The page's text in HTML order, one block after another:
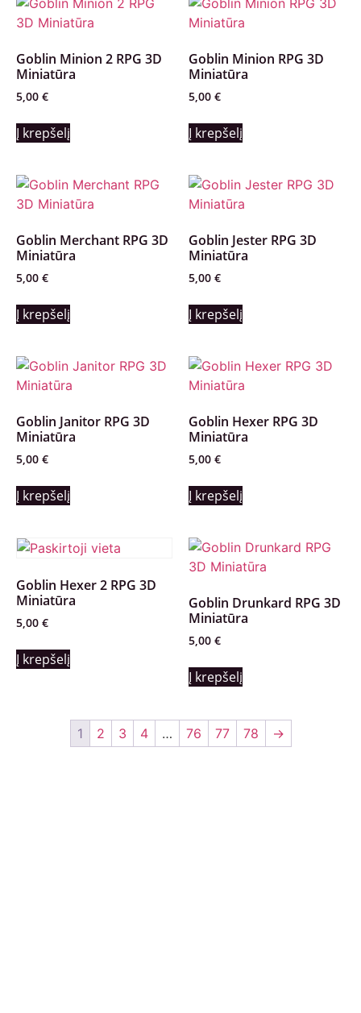
Goblin Minion 2 RPG 3D
Miniatūra
5,00 €
Į krepšelį
Goblin Minion RPG 3D
Miniatūra
5,00 €
Į krepšelį
Goblin Merchant RPG 3D
Miniatūra
5,00 €
Į krepšelį
Goblin Jester RPG 3D
Miniatūra
5,00 €
Į krepšelį
Goblin Janitor RPG 3D
Miniatūra
5,00 €
Į krepšelį
Goblin Hexer RPG 3D
Miniatūra
5,00 €
Į krepšelį
Goblin Hexer 2 RPG 3D
Miniatūra
5,00 €
Į krepšelį
Goblin Drunkard RPG 3D
Miniatūra
5,00 €
Į krepšelį
1 2 3 4 … 76 77 78 →